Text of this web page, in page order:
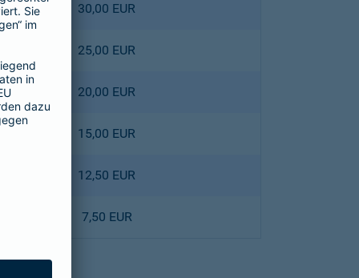
30,00 EUR
25,00 EUR
20,00 EUR
15,00 EUR
12,50 EUR
7,50 EUR